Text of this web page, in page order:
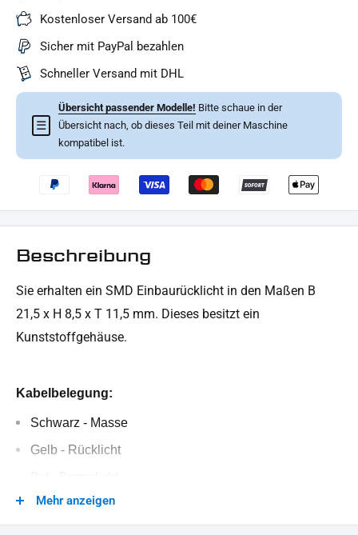
Kostenloser Versand ab 100€
Sicher mit PayPal bezahlen
Schneller Versand mit DHL
☰
Übersicht passender Modelle! Bitte schaue in der
Übersicht nach, ob dieses Teil mit deiner Maschine
kompatibel ist.
Beschreibung
Sie erhalten ein SMD Einbaurücklicht in den Maßen B
21,5 x H 8,5 x T 11,5 mm. Dieses besitzt ein
Kunststoffgehäuse.
Kabelbelegung:
Schwarz - Masse
Gelb - Rücklicht
Mehr anzeigen